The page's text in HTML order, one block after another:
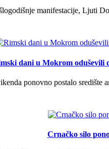
manifestacije, Ljuti
dani u Mokrom oduševili
ponovno postalo središte
Crnačko silo